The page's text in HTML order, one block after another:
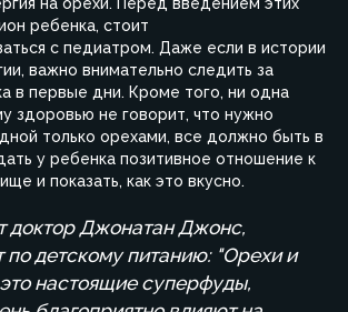
на орехи. Перед введением этих
ребенка, стоит
с педиатром. Даже если в истории
важно внимательно следить за
в первые дни. Кроме того, ни одна
здоровью не говорит, что нужно
только орехами, все должно быть в
у ребенка позитивное отношение к
и показать, как это вкусно.
доктор Джонатан Джонс,
по детскому питанию: "Орехи и
настоящие суперфуды,